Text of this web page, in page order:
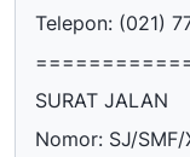
Telepon: (021)
SURAT JALAN
Nomor: SJ/